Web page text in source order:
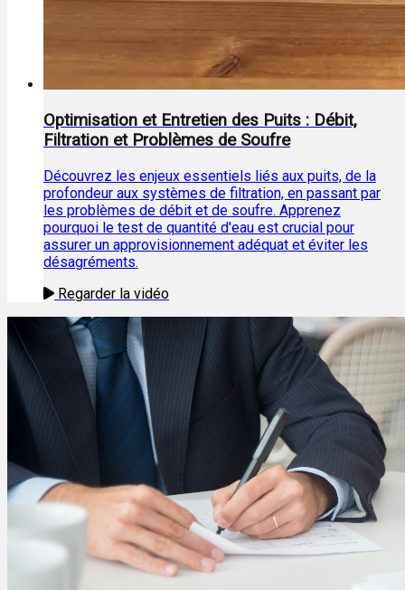
Optimisation et Entretien des Puits : Débit,
Filtration et Problèmes de Soufre
Découvrez les enjeux essentiels liés aux puits, de la
profondeur aux systèmes de filtration, en passant par
les problèmes de débit et de soufre. Apprenez
pourquoi le test de quantité d'eau est crucial pour
assurer un approvisionnement adéquat et éviter les
désagréments.
Regarder la vidéo